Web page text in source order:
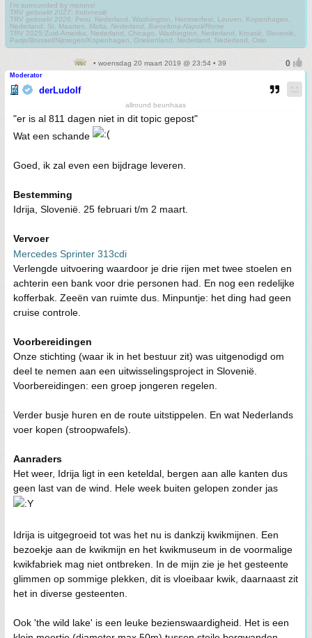
I'm surrounded by morons!
TRV geboekt 2027: Indonesië
TRV geboekt 2026: Peru, Nederland, Washington, Hammerfest, Leuven, Kopenhagen,
Nederland, St. Maarten, Malta, Nederland, Barcelona-Napoli/Rome
TRV 2025:Zuid-Amerika, Nederland, Chicago, Washington, Nederland, Kroatië, Slovenië,
Parijs/Brussel/Nijmegen/Kopenhagen, Griekenland, Nederland, Nederland, Oslo
• woensdag 20 maart 2019 @ 23:54 • 39
Moderator
derLudolf
allround beunhaas
"er is al 811 dagen niet in dit topic gepost"
Wat een schande
Goed, ik zal even een bijdrage leveren.
Bestemming
Idrija, Slovenië. 25 februari t/m 2 maart.
Vervoer
Mercedes Sprinter 313cdi
Verlengde uitvoering waardoor je drie rijen met twee stoelen en
achterin een bank voor drie personen had. En nog een redelijke
kofferbak. Zeeën van ruimte dus. Minpuntje: het ding had geen
cruise controle.
Voorbereidingen
Onze stichting (waar ik in het bestuur zit) was uitgenodigd om
deel te nemen aan een uitwisselingsproject in Slovenië.
Voorbereidingen: een groep jongeren regelen.
Verder busje huren en de route uitstippelen. En wat Nederlands
voer kopen (stroopwafels).
Aanraders
Het weer, Idrija ligt in een keteldal, bergen aan alle kanten dus
geen last van de wind. Hele week buiten gelopen zonder jas
Idrija is uitgegroeid tot was het nu is dankzij kwikmijnen. Een
bezoekje aan de kwikmijn en het kwikmuseum in de voormalige
kwikfabriek mag niet ontbreken. In de mijn zie je het gesteente
glimmen op sommige plekken, dit is vloeibaar kwik, daarnaast zit
het in diverse gesteenten.
Ook 'the wild lake' is een leuke bezienswaardigheid. Het is een